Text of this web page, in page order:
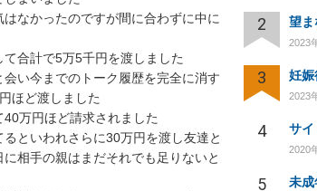
なかったのですが間に合わずに中に
合計で5万5千円を渡しました
い今までのトーク履歴を完全に消す
ほど渡しました
万円ほど請求されました
といわれさらに30万円を渡し友達と
相手の親はまだそれでも足りないと
2
2023
3
2023
4 サイ
2020
5